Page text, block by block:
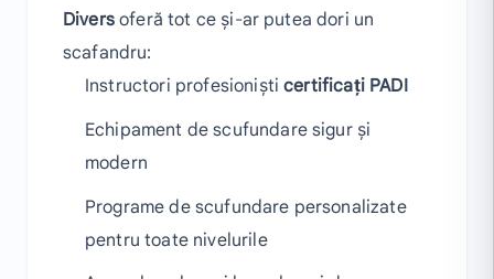
Diversoferă tot ce și-ar putea dori un
scafandru:
Instructori profesionișticertificați PADI
Echipament de scufundare sigur și
modern
Programe de scufundare personalizate
pentru toate nivelurile